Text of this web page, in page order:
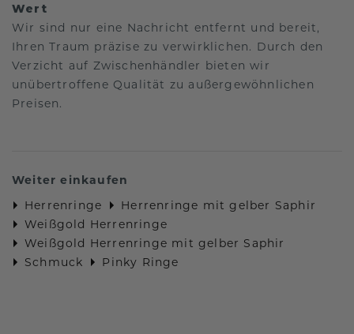
Wert
Wir sind nur eine Nachricht entfernt und bereit,
Ihren Traum präzise zu verwirklichen. Durch den
Verzicht auf Zwischenhändler bieten wir
unübertroffene Qualität zu außergewöhnlichen
Preisen.
Weiter einkaufen
Herrenringe
Herrenringe mit gelber Saphir
Weißgold Herrenringe
Weißgold Herrenringe mit gelber Saphir
Schmuck
Pinky Ringe